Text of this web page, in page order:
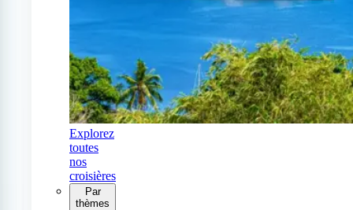
Explorez
toutes
nos
croisières
Par
thèmes